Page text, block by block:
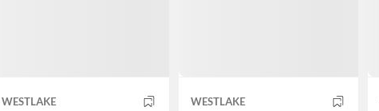
WESTLAKE WESTLAKE